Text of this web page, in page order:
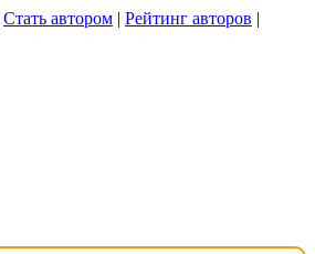
Стать автором | Рейтинг авторов |